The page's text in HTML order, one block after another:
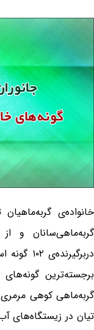
گربه‌ماهی‌سانان و
برجسته‌ترین
گربه‌ماهی کوهی مرمری
تیان در زیستگاه‌های